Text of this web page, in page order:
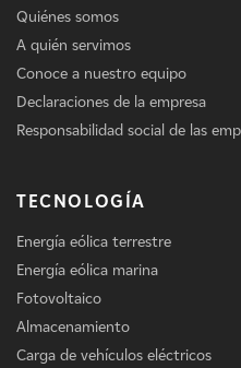
Quiénes somos
A quién servimos
Conoce a nuestro equipo
Declaraciones de la empresa
Responsabilidad social de las
TECNOLOGÍA
Energía eólica terrestre
Energía eólica marina
Fotovoltaico
Almacenamiento
Carga de vehículos eléctricos